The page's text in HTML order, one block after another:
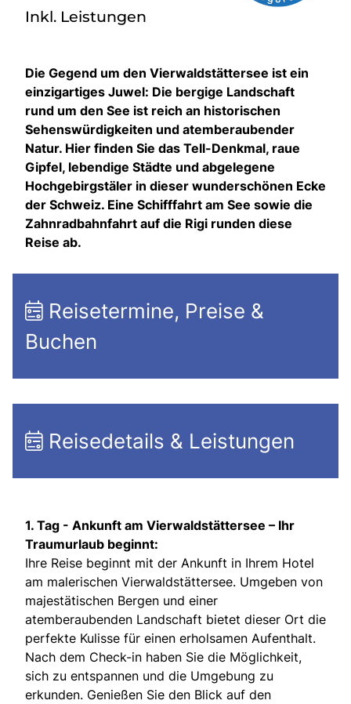
Inkl. Leistungen
Die Gegend um den Vierwaldstättersee ist ein
einzigartiges Juwel: Die bergige Landschaft
rund um den See ist reich an historischen
Sehenswürdigkeiten und atemberaubender
Natur. Hier finden Sie das Tell-Denkmal, raue
Gipfel, lebendige Städte und abgelegene
Hochgebirgstäler in dieser wunderschönen Ecke
der Schweiz. Eine Schifffahrt am See sowie die
Zahnradbahnfahrt auf die Rigi runden diese
Reise ab.
Reisetermine, Preise &
Buchen
Reisedetails & Leistungen
1. Tag - Ankunft am Vierwaldstättersee – Ihr
Traumurlaub beginnt:
Ihre Reise beginnt mit der Ankunft in Ihrem Hotel
am malerischen Vierwaldstättersee. Umgeben von
majestätischen Bergen und einer
atemberaubenden Landschaft bietet dieser Ort die
perfekte Kulisse für einen erholsamen Aufenthalt.
Nach dem Check-in haben Sie die Möglichkeit,
sich zu entspannen und die Umgebung zu
erkunden. Genießen Sie den Blick auf den